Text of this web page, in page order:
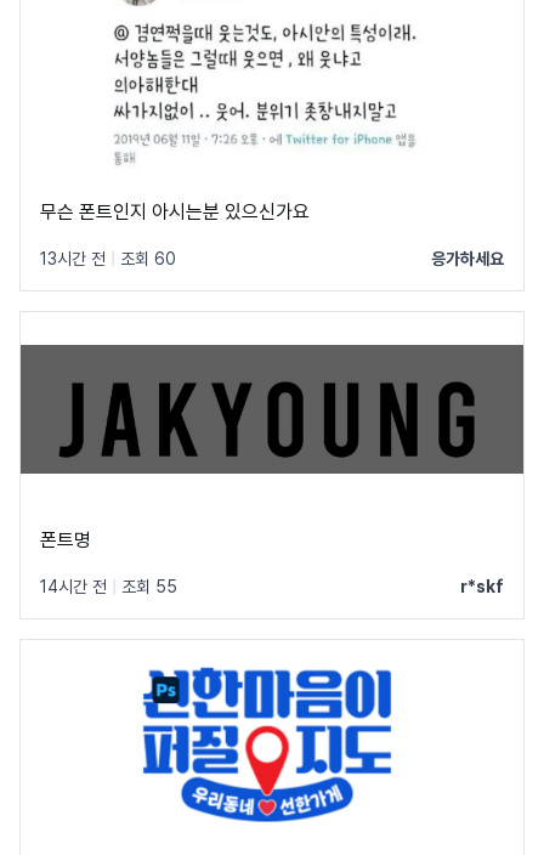
무슨 폰트인지 아시는분 있으신가요
13시간 전 조회 60 응가하세요
폰트명
14시간 전 조회 55 r*skf